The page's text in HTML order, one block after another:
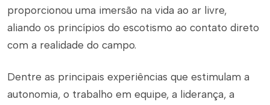
proporcionou uma imersão na vida ao ar livre,
aliando os princípios do escotismo ao contato direto
com a realidade do campo.
Dentre as principais experiências que estimulam a
autonomia, o trabalho em equipe, a liderança, a